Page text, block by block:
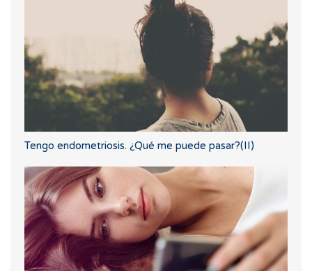
Tengo endometriosis. ¿Qué me puede pasar?(II)